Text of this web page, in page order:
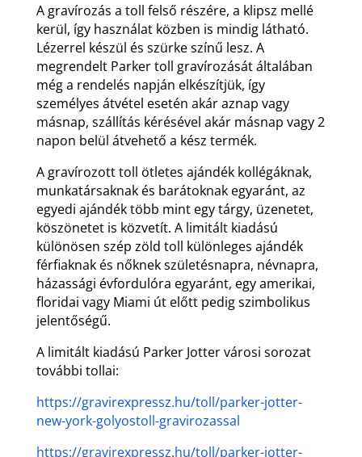
A gravírozás a toll felső részére, a klipsz mellé
kerül, így használat közben is mindig látható.
Lézerrel készül és szürke színű lesz. A
megrendelt Parker toll gravírozását általában
még a rendelés napján elkészítjük, így
személyes átvétel esetén akár aznap vagy
másnap, szállítás kérésével akár másnap vagy 2
napon belül átvehető a kész termék.
A gravírozott toll ötletes ajándék kollégáknak,
munkatársaknak és barátoknak egyaránt, az
egyedi ajándék több mint egy tárgy, üzenetet,
köszönetet is közvetít. A limitált kiadású
különösen szép zöld toll különleges ajándék
férfiaknak és nőknek születésnapra, névnapra,
házassági évfordulóra egyaránt, egy amerikai,
floridai vagy Miami út előtt pedig szimbolikus
jelentőségű.
A limitált kiadású Parker Jotter városi sorozat
további tollai:
https://gravirexpressz.hu/toll/parker-jotter-
new-york-golyostoll-gravirozassal
https://gravirexpressz.hu/toll/parker-jotter-